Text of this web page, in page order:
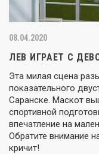
08.04.2020
ЛЕВ ИГРАЕТ С
Эта милая сцена
показательного
Саранске. Маскот
спортивной
впечатление на
Обратите внимание
кричит!